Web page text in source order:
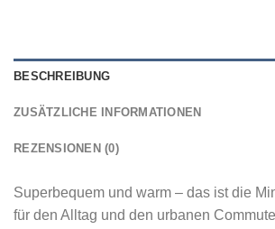
BESCHREIBUNG
ZUSÄTZLICHE INFORMATIONEN
REZENSIONEN (0)
Superbequem und warm – das ist die
für den Alltag und den urbanen